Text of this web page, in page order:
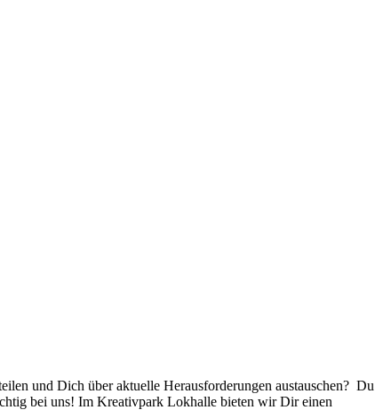
und Dich über aktuelle Herausforderungen austauschen? Du
bei uns! Im Kreativpark Lokhalle bieten wir Dir einen